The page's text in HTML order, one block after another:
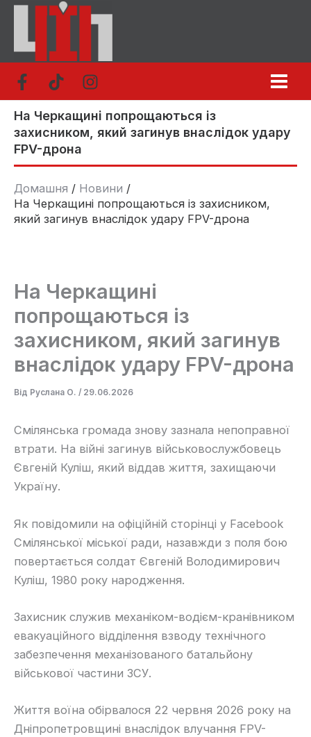
Перейти
вмісту
На Черкащині попрощаються із
захисником, який загинув внаслідок удару
FPV-дрона
Домашня
Новини
На Черкащині попрощаються із захисником,
який загинув внаслідок удару FPV-дрона
На Черкащині
попрощаються із
захисником, який загинув
внаслідок удару FPV-дрона
Від Руслана О. / 29.06.2026
Смілянська громада знову зазнала непоправної
втрати. На війні загинув військовослужбовець
Євгеній Куліш, який віддав життя, захищаючи
Україну.
Як повідомили на офіційній сторінці у Facebook
Смілянської міської ради, назавжди з поля бою
повертається солдат Євгеній Володимирович
Куліш, 1980 року народження.
Захисник служив механіком-водієм-кранівником
евакуаційного відділення взводу технічного
забезпечення механізованого батальйону
військової частини ЗСУ.
Життя воїна обірвалося 22 червня 2026 року на
Дніпропетровщині внаслідок влучання FPV-